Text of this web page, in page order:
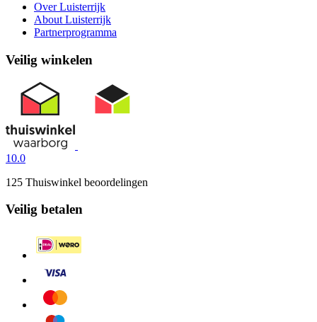
Over Luisterrijk
About Luisterrijk
Partnerprogramma
Veilig winkelen
10.0
125 Thuiswinkel beoordelingen
Veilig betalen